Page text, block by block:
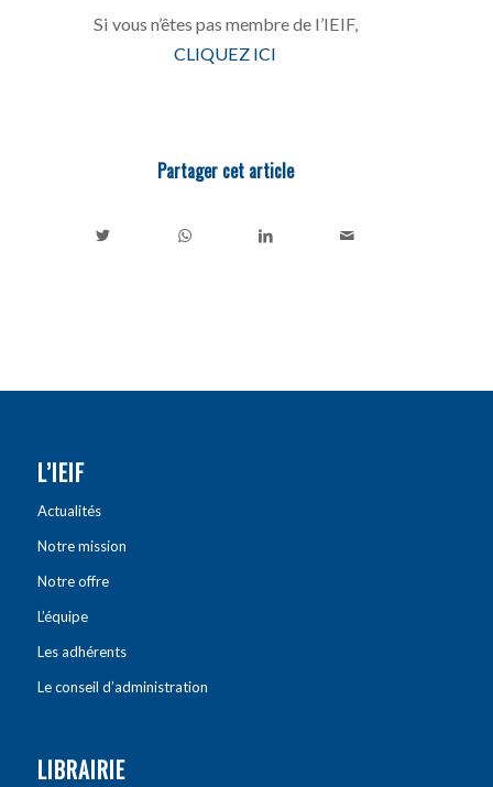
Si vous n’êtes pas membre de l’IEIF,
CLIQUEZ ICI
Partager cet article
L’IEIF
Actualités
Notre mission
Notre offre
L’équipe
Les adhérents
Le conseil d’administration
LIBRAIRIE